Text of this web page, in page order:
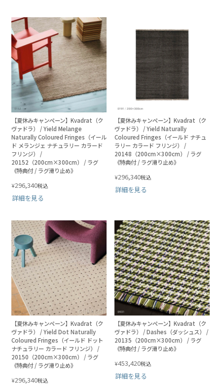
【夏休みキャンペーン】Kvadrat（ク
ヴァドラ） / Yield Melange
Naturally Coloured Fringes（イール
ド メランジェ ナチュラリー カラード
フリンジ） /
20152（200cm×300cm） / ラグ
《特典付 / ラグ滑り止め》
¥296,340税込
詳細を見る
【夏休みキャンペーン】Kvadrat（ク
ヴァドラ） / Yield Naturally
Coloured Fringes（イールド ナチュ
ラリー カラード フリンジ） /
20148（200cm×300cm） / ラグ
《特典付 / ラグ滑り止め》
¥296,340税込
詳細を見る
【夏休みキャンペーン】Kvadrat（ク
ヴァドラ） / Yield Dot Naturally
Coloured Fringes（イールド ドット
ナチュラリー カラード フリンジ） /
20150（200cm×300cm） / ラグ
《特典付 / ラグ滑り止め》
¥296,340税込
【夏休みキャンペーン】Kvadrat（ク
ヴァドラ） / Dashes（ダッシュス） /
20135（200cm×300cm） / ラグ
《特典付 / ラグ滑り止め》
¥453,420税込
詳細を見る